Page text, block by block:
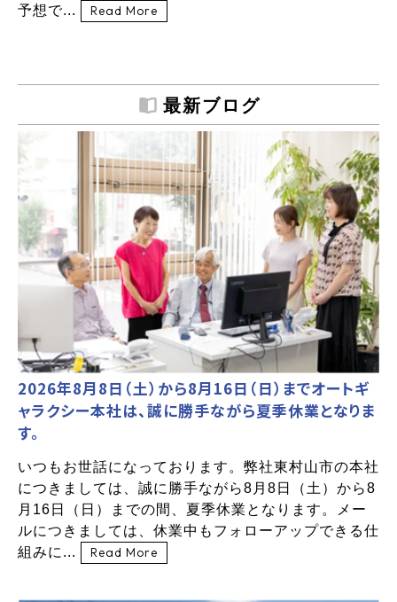
予想で...
Read More
最新ブログ
2026年8月8日（土）から8月16日（日）までオートギ
ャラクシー本社は、誠に勝手ながら夏季休業となりま
す。
いつもお世話になっております。弊社東村山市の本社
につきましては、誠に勝手ながら8月8日（土）から8
月16日（日）までの間、夏季休業となります。メー
ルにつきましては、休業中もフォローアップできる仕
組みに...
Read More